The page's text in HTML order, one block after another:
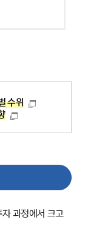
수위
과정에서 크고